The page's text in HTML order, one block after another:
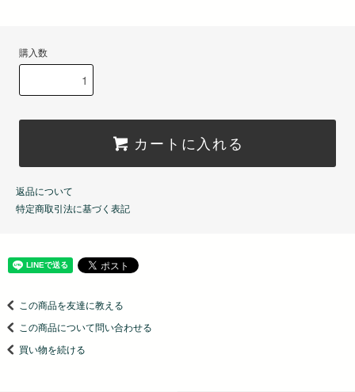
購入数
カートに入れる
返品について
特定商取引法に基づく表記
この商品を友達に教える
この商品について問い合わせる
買い物を続ける